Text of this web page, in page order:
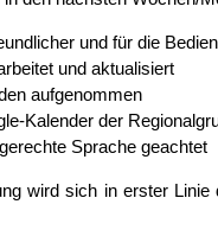
und für die
und aktualisiert
aufgenommen
Kalender der
Sprache geachtet
wird sich in erster